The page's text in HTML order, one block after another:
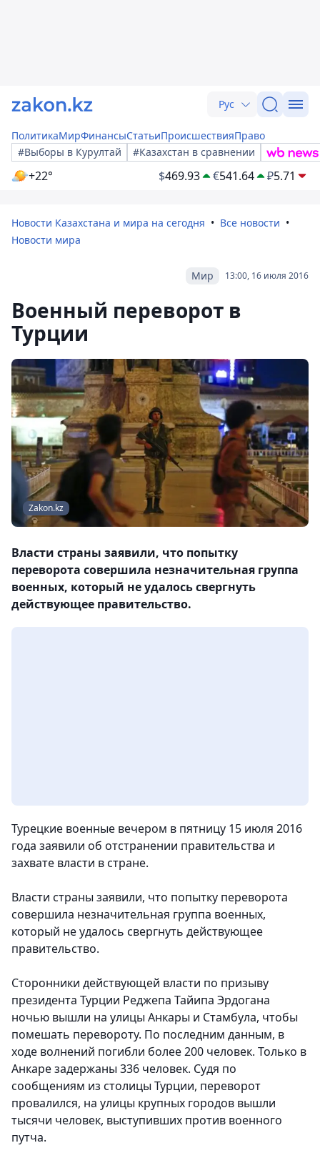
Рус
ПолитикаМирФинансыСтатьиПроисшествияПраво
#Выборы в Курултай
#Казахстан в сравнении
+22° $469.93 €541.64 ₽5.71
Новости Казахстана и мира на сегодня
Все новости
Новости мира
13:00, 16 июля 2016
Мир
Военный переворот в
Турции
Zakon.kz
Власти страны заявили, что попытку
переворота совершила незначительная группа
военных, который не удалось свергнуть
действующее правительство.
Турецкие военные вечером в пятницу 15 июля 2016
года заявили об отстранении правительства и
захвате власти в стране.
Власти страны заявили, что попытку переворота
совершила незначительная группа военных,
который не удалось свергнуть действующее
правительство.
Сторонники действующей власти по призыву
президента Турции Реджепа Тайипа Эрдогана
ночью вышли на улицы Анкары и Стамбула, чтобы
помешать перевороту. По последним данным, в
ходе волнений погибли более 200 человек. Только в
Анкаре задержаны 336 человек. Судя по
сообщениям из столицы Турции, переворот
провалился, на улицы крупных городов вышли
тысячи человек, выступивших против военного
путча.